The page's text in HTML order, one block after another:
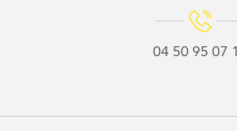
04 50 95 07